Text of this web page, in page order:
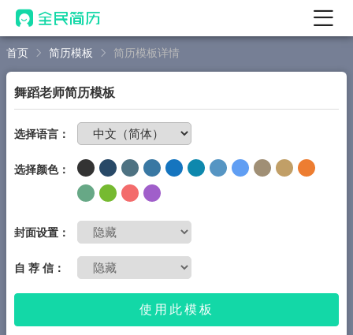
首页
AI 简历工具
AI 优化简历
AI 翻译简历
AI 诊断简历
AI 模拟面试
面试自我介绍
首页 简历模板 简历模板详情
舞蹈老师简历模板
选择语言：
选择颜色：
封面设置：
自 荐 信：
使用此模板